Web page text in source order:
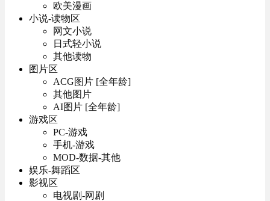
欧美漫画
小说-读物区
网文小说
日式轻小说
其他读物
图片区
ACG图片 [全年龄]
其他图片
AI图片 [全年龄]
游戏区
PC-游戏
手机-游戏
MOD-数据-其他
娱乐-舞蹈区
影视区
电视剧-网剧